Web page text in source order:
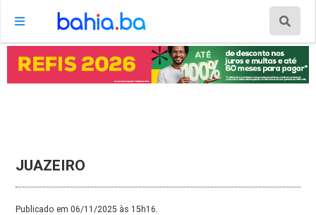
JUAZEIRO
Publicado em 06/11/2025 às 15h16.